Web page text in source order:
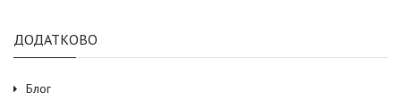
ДОДАТКОВО
Блог